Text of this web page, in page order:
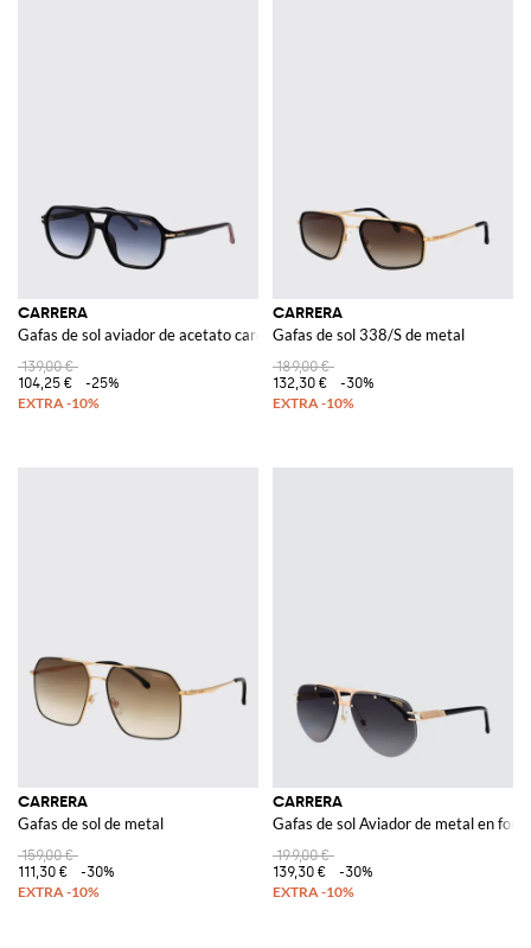
CARRERA
Gafas de sol aviador de acetato carey con doble puente
139,00 €
104,25 €
-25%
CARRERA
Gafas de sol 338/S de metal
189,00 €
132,30 €
-30%
CARRERA
Gafas de sol de metal
159,00 €
111,30 €
-30%
CARRERA
Gafas de sol Aviador de metal en
199,00 €
139,30 €
-30%